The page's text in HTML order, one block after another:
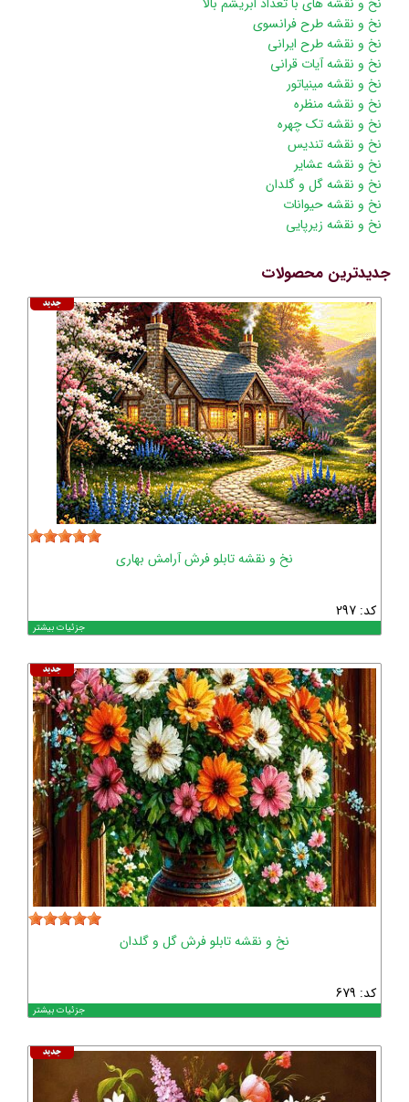
ناوبری
نخ و نقشه طرح فرانسوی
نخ و نقشه طرح ایرانی
نخ و نقشه آیات قرانی
نخ و نقشه مینیاتور
نخ و نقشه منظره
نخ و نقشه تک چهره
نخ و نقشه تندیس
نخ و نقشه عشایر
نخ و نقشه گل و گلدان
نخ و نقشه حیوانات
نخ و نقشه زیرپایی
جدیدترین محصولات
نخ و نقشه تابلو فرش آرامش بهاری
کد: 297
جزئیات بیشتر
نخ و نقشه تابلو فرش گل و گلدان
کد: 679
جزئیات بیشتر